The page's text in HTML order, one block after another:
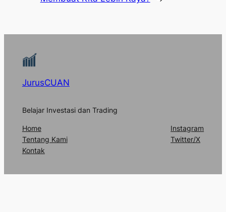
JurusCUAN
Belajar Investasi dan Trading
Home
Tentang Kami
Kontak
Instagram
Twitter/X